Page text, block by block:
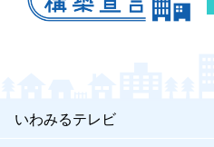
いわみるテレビ